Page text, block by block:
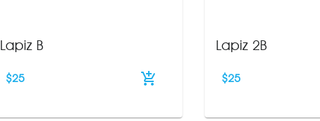
Lapiz B
$25
Lapiz 2B
$25